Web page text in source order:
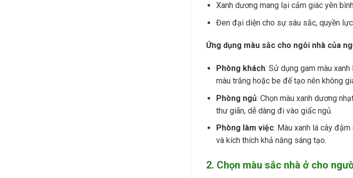
Xanh dương mang lại cảm giác yên
Đen đại diện cho sự sâu sắc, quyền
Ứng dụng màu sắc cho ngôi nhà của
Phòng khách: Sử dụng gam màu
màu trắng hoặc be để tạo nên không
Phòng ngủ: Chọn màu xanh dương
thư giãn, dễ dàng đi vào giấc ngủ.
Phòng làm việc: Màu xanh lá cây
và kích thích khả năng sáng tạo.
2. Chọn màu sắc nhà ở cho n